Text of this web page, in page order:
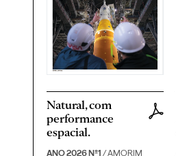
Natural, com
performance
espacial.
ANO 2026 Nº1 / AMORIM